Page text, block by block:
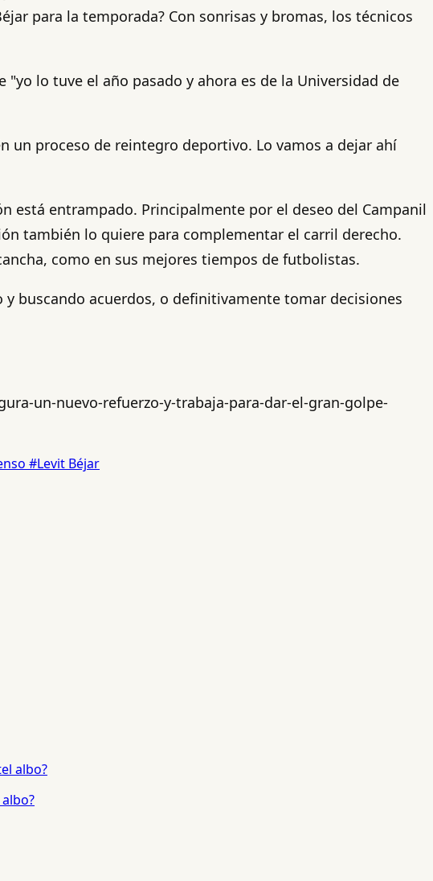
para la temporada? Con sonrisas y bromas, los técnicos
lo tuve el año pasado y ahora es de la Universidad de
un proceso de reintegro deportivo. Lo vamos a dejar ahí
está entrampado. Principalmente por el deseo del Campanil
también lo quiere para complementar el carril derecho.
como en sus mejores tiempos de futbolistas.
buscando acuerdos, o definitivamente tomar decisiones
un-nuevo-refuerzo-y-trabaja-para-dar-el-gran-golpe-
#Levit Béjar